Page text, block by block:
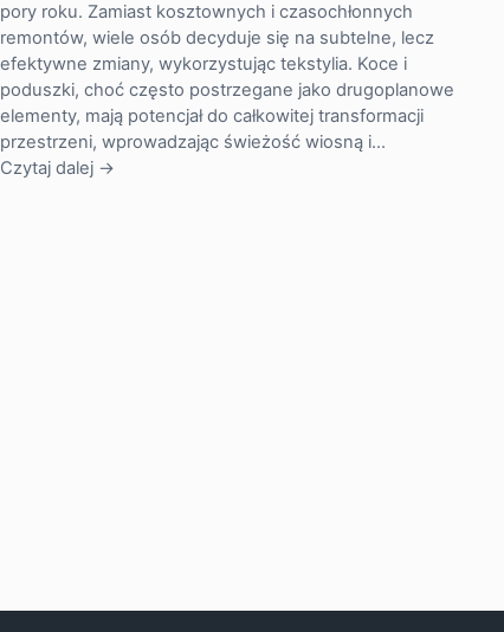
pory roku. Zamiast kosztownych i czasochłonnych
remontów, wiele osób decyduje się na subtelne, lecz
efektywne zmiany, wykorzystując tekstylia. Koce i
poduszki, choć często postrzegane jako drugoplanowe
elementy, mają potencjał do całkowitej transformacji
przestrzeni, wprowadzając świeżość wiosną i…
Czytaj dalej →